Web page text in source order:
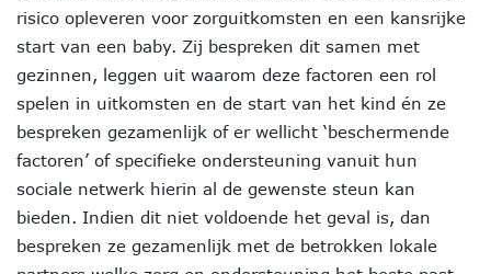
risico opleveren voor zorguitkomsten en een kansrijke
start van een baby. Zij bespreken dit samen met
gezinnen, leggen uit waarom deze factoren een rol
spelen in uitkomsten en de start van het kind én ze
bespreken gezamenlijk of er wellicht ‘beschermende
factoren’ of specifieke ondersteuning vanuit hun
sociale netwerk hierin al de gewenste steun kan
bieden. Indien dit niet voldoende het geval is, dan
bespreken ze gezamenlijk met de betrokken lokale